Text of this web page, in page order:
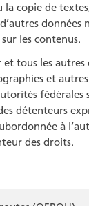
copie de
données
les contenus.
et tous les
et autres
déten­teurs
à
des droits.